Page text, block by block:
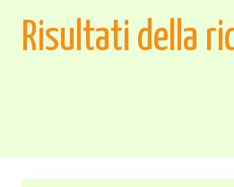
Risultati della